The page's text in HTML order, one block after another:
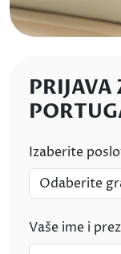
PRIJAVA
Izaberite
Vaše ime i